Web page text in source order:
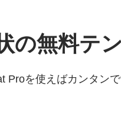
の無料テ
を使えばカンタン